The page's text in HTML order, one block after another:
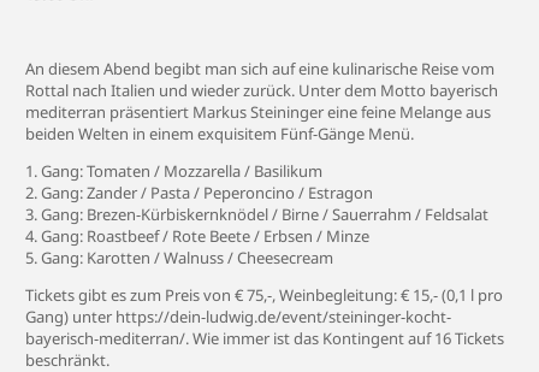
An diesem Abend begibt man sich auf eine kulinarische Reise vom
Rottal nach Italien und wieder zurück. Unter dem Motto bayerisch
mediterran präsentiert Markus Steininger eine feine Melange aus
beiden Welten in einem exquisitem Fünf-Gänge Menü.
1. Gang: Tomaten / Mozzarella / Basilikum
2. Gang: Zander / Pasta / Peperoncino / Estragon
3. Gang: Brezen-Kürbiskernknödel / Birne / Sauerrahm / Feldsalat
4. Gang: Roastbeef / Rote Beete / Erbsen / Minze
5. Gang: Karotten / Walnuss / Cheesecream
Tickets gibt es zum Preis von € 75,-, Weinbegleitung: € 15,- (0,1 l pro
Gang) unter https://dein-ludwig.de/event/steininger-kocht-
bayerisch-mediterran/. Wie immer ist das Kontingent auf 16 Tickets
beschränkt.